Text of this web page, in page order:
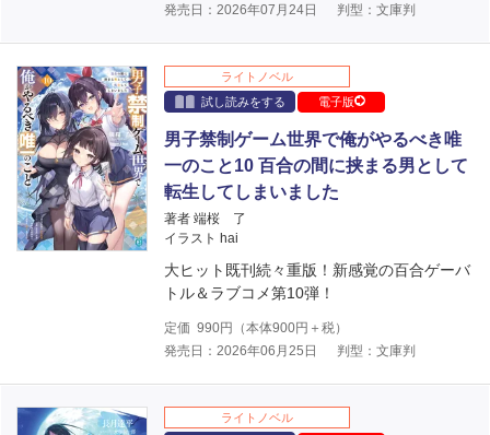
発売日：2026年07月24日
判型：文庫判
ライトノベル
試し読みをする
電子版
男子禁制ゲーム世界で俺がやるべき唯
一のこと10 百合の間に挟まる男として
転生してしまいました
著者 端桜 了
イラスト hai
大ヒット既刊続々重版！新感覚の百合ゲーバ
トル＆ラブコメ第10弾！
定価 990円（本体900円＋税）
発売日：2026年06月25日
判型：文庫判
ライトノベル